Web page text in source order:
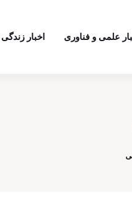
علمی و فناوری اخبار زندگی